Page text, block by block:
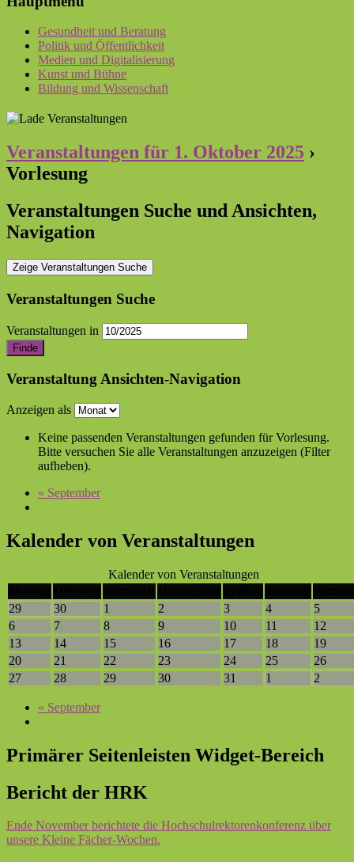
Gesundheit und Beratung
Politik und Öffentlichkeit
Medien und Digitalisierung
Kunst und Bühne
Bildung und Wissenschaft
Veranstaltungen für 1. Oktober 2025 ›
Vorlesung
Veranstaltungen Suche und Ansichten,
Navigation
Zeige Veranstaltungen Suche
Veranstaltungen Suche
Veranstaltungen in
Veranstaltung Ansichten-Navigation
Anzeigen als
Keine passenden Veranstaltungen gefunden für Vorlesung.
Bitte versuchen Sie alle Veranstaltungen anzuzeigen (Filter
aufheben).
« September
Kalender von Veranstaltungen
Kalender von Veranstaltungen
29
30 1 2 3 4
5
6
7 8 9 10 11
12
13
14 15 16 17 18
19
20
21 22 23 24 25
26
27
28 29 30 31 1 2
« September
Primärer Seitenleisten Widget-Bereich
Bericht der HRK
Ende November berichtete die Hochschulrektorenkonferenz über
unsere Kleine Fächer-Wochen.